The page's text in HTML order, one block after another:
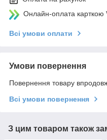
Онлайн-оплата
Всі умови оплати
Умови повернення
Повернення товару
Всі умови повернення
З цим товаром також